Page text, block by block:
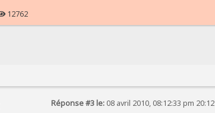
12762
Réponse #3 le: 08 avril 2010, 08:12:33 pm 20:12